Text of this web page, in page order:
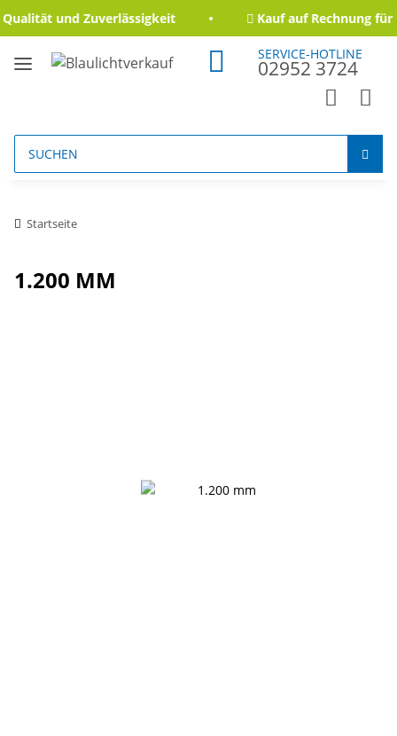
und Zuverlässigkeit Kauf auf Rechnung für
SERVICE-HOTLINE
02952 3724
Startseite
1.200 MM